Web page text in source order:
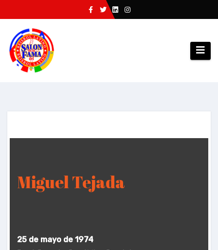
al
contenido
Miguel Tejada
25 de mayo de 1974